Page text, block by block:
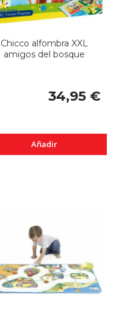
Chicco alfombra XXL
amigos del bosque
34,95 €
Añadir